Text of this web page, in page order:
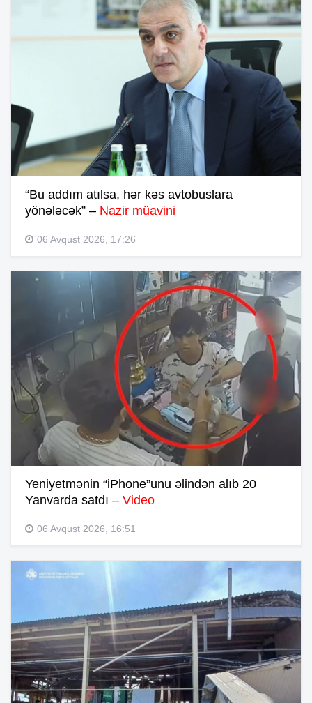
“Bu addım atılsa, hər kəs avtobuslara
yönələcək” – Nazir müavini
06 Avqust 2026, 17:26
Yeniyetmənin “iPhone”unu əlindən alıb 20
Yanvarda satdı – Video
06 Avqust 2026, 16:51